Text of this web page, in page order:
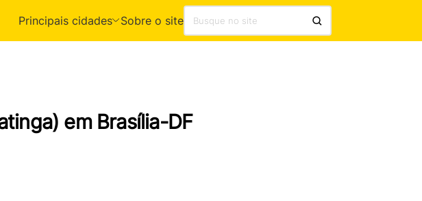
Principais cidades Sobre o site
em Brasília-DF